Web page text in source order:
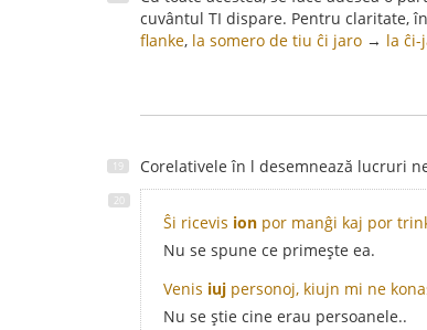
cuvântul TI dispare. Pentru claritate,
flanke, la somero de tiu ĉi jaro → la ĉi-
Corelativele în l desemnează lucruri
Ŝi ricevis ion por manĝi kaj por
Nu se spune ce primește ea.
Venis iuj personoj, kiujn mi ne
Nu se știe cine erau persoanele..